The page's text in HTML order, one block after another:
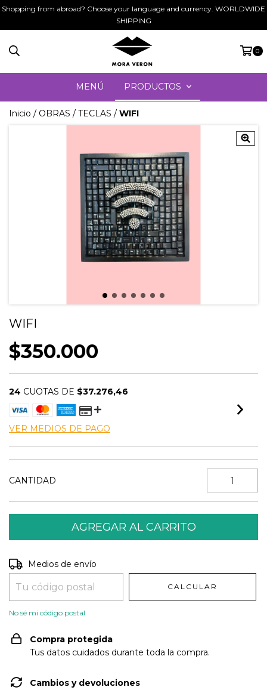
Shopping from abroad? Choose your language and currency. WORLDWIDE
SHIPPING
0
MENÚ PRODUCTOS
Inicio / OBRAS / TECLAS / WIFI
WIFI
$350.000
24 CUOTAS DE $37.276,46
VER MEDIOS DE PAGO
CANTIDAD
Entregas para el CP:
Medios de envío
CALCULAR
No sé mi código postal
Compra protegida
Tus datos cuidados durante toda la compra.
Cambios y devoluciones